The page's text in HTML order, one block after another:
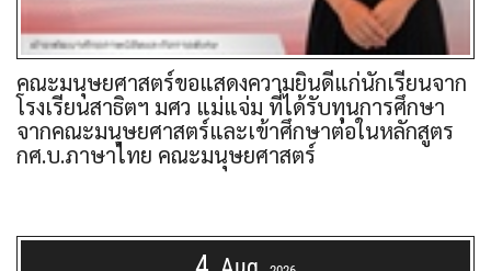
คณะมนุษยศาสตร์ขอแสดงความยินดีแก่นักเรียนจาก
โรงเรียนสาธิตฯ มศว แม่แจ่ม ที่ได้รับทุนการศึกษา
จากคณะมนุษยศาสตร์และเข้าศึกษาต่อในหลักสูตร
กศ.บ.ภาษาไทย คณะมนุษยศาสตร์